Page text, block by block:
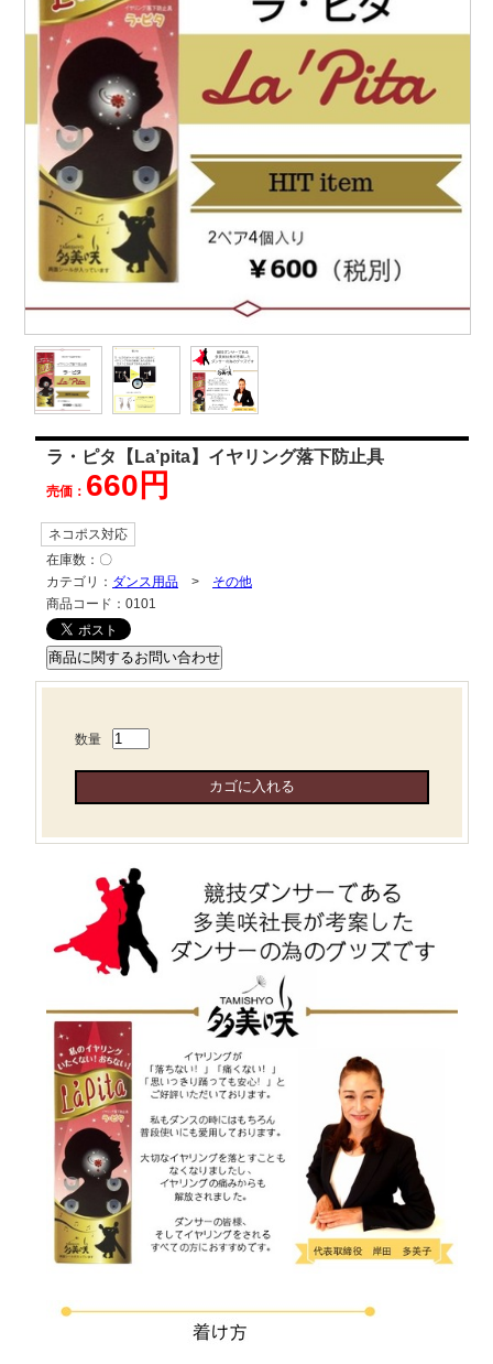
ラ・ピタ【La’pita】イヤリング落下防止具
売価： 660円
ネコポス対応
在庫数： 〇
カテゴリ： ダンス用品 > その他
商品コード： 0101
数量